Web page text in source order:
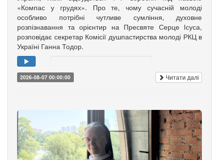
«Компас у грудях». Про те, чому сучасній молоді
особливо потрібні чутливе сумління, духовне
розпізнавання та орієнтир на Пресвяте Серце Ісуса,
розповідає секретар Комісії душпастирства молоді РКЦ в
Україні Ганна Тодор.
2026-08-07 00:00:00 Читати далі